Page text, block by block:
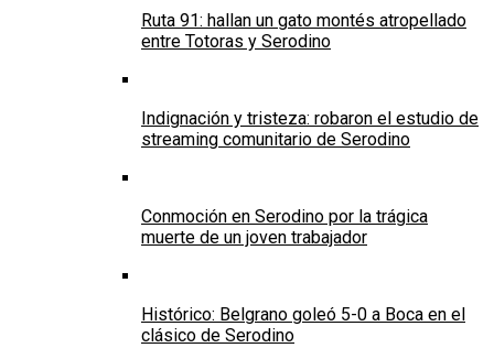
Ruta 91: hallan un gato montés atropellado
entre Totoras y Serodino
Indignación y tristeza: robaron el estudio de
streaming comunitario de Serodino
Conmoción en Serodino por la trágica
muerte de un joven trabajador
Histórico: Belgrano goleó 5-0 a Boca en el
clásico de Serodino